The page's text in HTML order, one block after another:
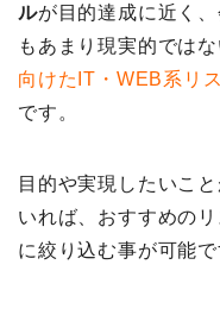
ルが目的達成に近く
もあまり現実的では
向けたIT・WEB系リ
です。
目的や実現したいこ
いれば、おすすめの
に絞り込む事が可能で